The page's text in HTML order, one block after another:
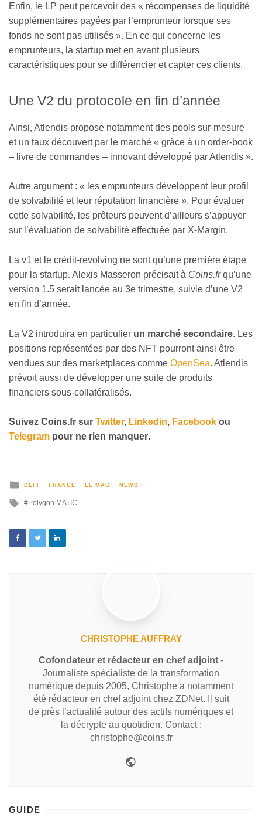
Enfin, le LP peut percevoir des « récompenses de liquidité
supplémentaires payées par l’emprunteur lorsque ses
fonds ne sont pas utilisés ». En ce qui concerne les
emprunteurs, la startup met en avant plusieurs
caractéristiques pour se différencier et capter ces clients.
Une V2 du protocole en fin d’année
Ainsi, Atlendis propose notamment des pools sur-mesure
et un taux découvert par le marché « grâce à un order-book
– livre de commandes – innovant développé par Atlendis ».
Autre argument : « les emprunteurs développent leur profil
de solvabilité et leur réputation financière ». Pour évaluer
cette solvabilité, les prêteurs peuvent d’ailleurs s’appuyer
sur l’évaluation de solvabilité effectuée par X-Margin.
La v1 et le crédit-revolving ne sont qu’une première étape
pour la startup. Alexis Masseron précisait à Coins.frqu’une
version 1.5 serait lancée au 3e trimestre, suivie d’une V2
en fin d’année.
La V2 introduira en particulier un marché secondaire. Les
positions représentées par des NFT pourront ainsi être
vendues sur des marketplaces comme OpenSea. Atlendis
prévoit aussi de développer une suite de produits
financiers sous-collatéralisés.
Suivez Coins.fr sur Twitter, Linkedin, Facebook ou
Telegram pour ne rien manquer.
DEFI FRANCE LE MAG NEWS
Polygon MATIC
CHRISTOPHE AUFFRAY
Cofondateur et rédacteur en chef adjoint -
Journaliste spécialiste de la transformation
numérique depuis 2005, Christophe a notamment
été rédacteur en chef adjoint chez ZDNet. Il suit
de près l’actualité autour des actifs numériques et
la décrypte au quotidien. Contact :
christophe@coins.fr
GUIDE